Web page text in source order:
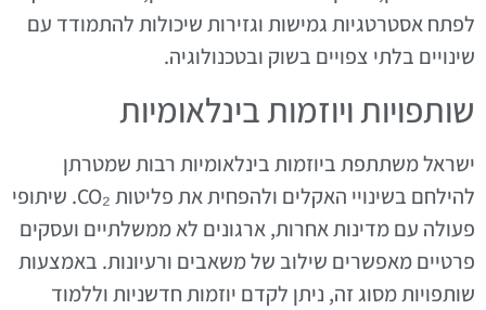
לפתח אסטרטגיות גמישות וגזירות שיכולות להתמודד עם
שינויים בלתי צפויים בשוק ובטכנולוגיה.
שותפויות ויוזמות בינלאומיות
ישראל משתתפת ביוזמות בינלאומיות רבות שמטרתן
להילחם בשינויי האקלים ולהפחית את פליטות CO₂. שיתופי
פעולה עם מדינות אחרות, ארגונים לא ממשלתיים ועסקים
פרטיים מאפשרים שילוב של משאבים ורעיונות. באמצעות
שותפויות מסוג זה, ניתן לקדם יוזמות חדשניות וללמוד